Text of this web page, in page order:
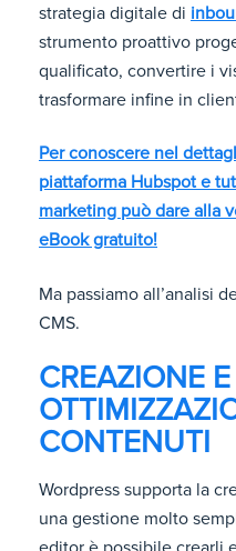
strategia digitale di
strumento proattivo
qualificato, convertire i
trasformare infine in
Per conoscere nel
piattaforma Hubspot e
marketing può dare alla
eBook gratuito!
Ma passiamo all’analisi
CMS.
CREAZIONE E
CONTENUTI
Wordpress supporta la
una gestione molto